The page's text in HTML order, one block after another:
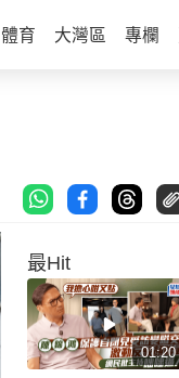
體育 大灣區 專欄
最Hit
01:20